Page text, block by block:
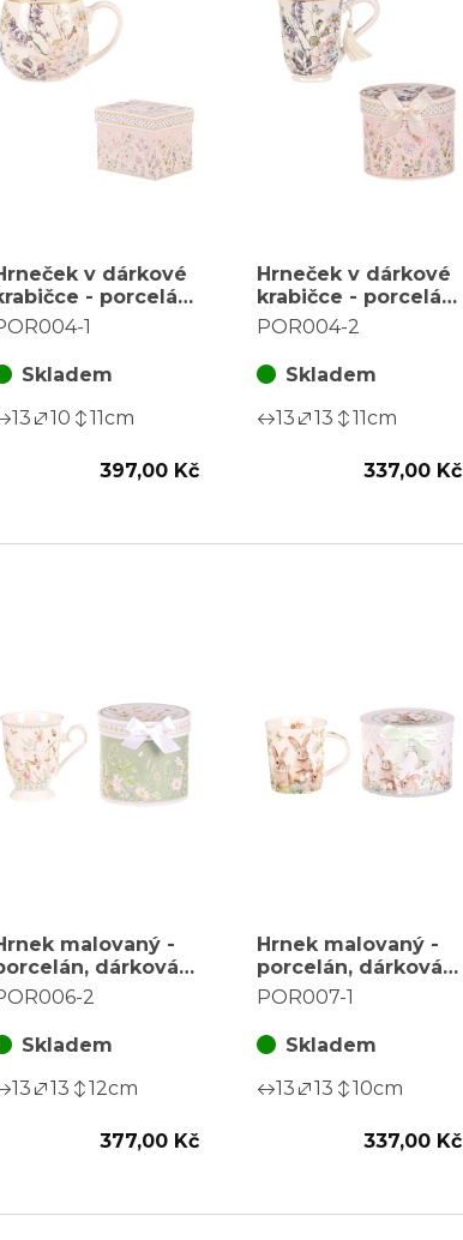
v dárkové
- porcelán,
motiv
1
Skladem
13
10 11cm
397,00 Kč
Hrneček v dárkové
krabičce - porcelán,
květinový motiv
POR004-2
Skladem
13
13 11cm
337,00 Kč
malovaný -
dárková
motiv
2
Skladem
13
13 12cm
377,00 Kč
Hrnek malovaný -
porcelán, dárková
dóza, motiv se
POR007-1
Skladem
13
13 10cm
337,00 Kč